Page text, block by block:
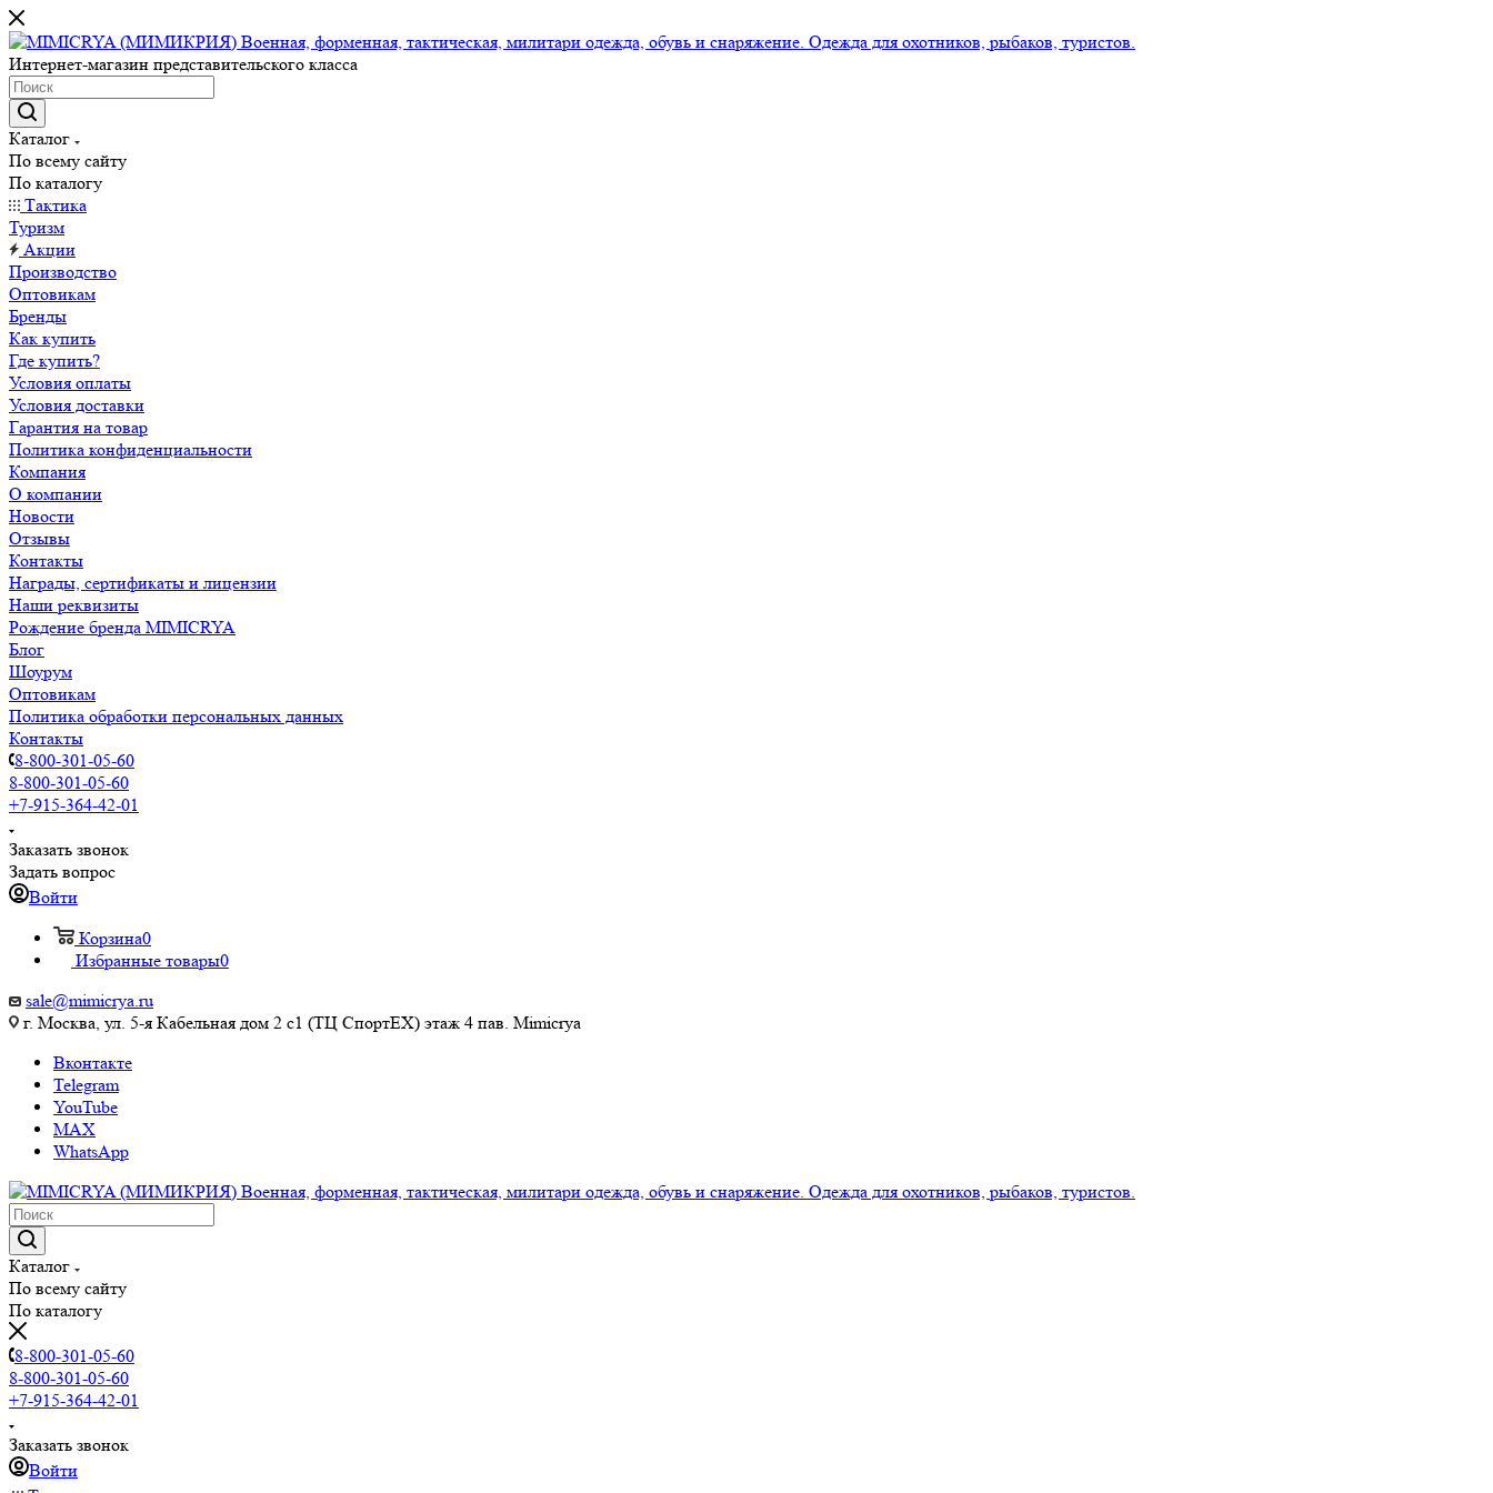
Интернет-магазин представительского класса
Каталог
По всему сайту
По каталогу
Тактика
Туризм
Акции
Производство
Оптовикам
Бренды
Как купить
Где купить?
Условия оплаты
Условия доставки
Гарантия на товар
Политика конфиденциальности
Компания
О компании
Новости
Отзывы
Контакты
Награды, сертификаты и лицензии
Наши реквизиты
Рождение бренда MIMICRYA
Блог
Шоурум
Оптовикам
Политика обработки персональных данных
Контакты
8-800-301-05-60
8-800-301-05-60
+7-915-364-42-01
Заказать звонок
Задать вопрос
Войти
Корзина0
Избранные товары0
sale@mimicrya.ru
г. Москва, ул. 5-я Кабельная дом 2 с1 (ТЦ СпортEX) этаж 4 пав. Mimicrya
Вконтакте
Telegram
YouTube
MAX
WhatsApp
Каталог
По всему сайту
По каталогу
8-800-301-05-60
8-800-301-05-60
+7-915-364-42-01
Заказать звонок
Войти